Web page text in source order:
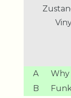
A
Why
B